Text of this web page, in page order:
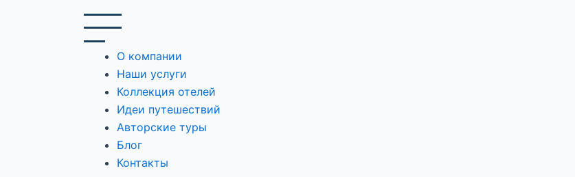
О компании
Наши услуги
Коллекция отелей
Идеи путешествий
Авторские туры
Блог
Контакты